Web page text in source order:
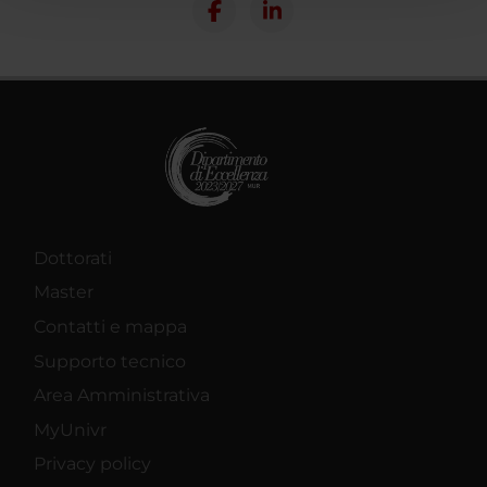
con altre informazioni che hai fornito loro o che hanno
Dottorati
Master
Contatti e mappa
Supporto tecnico
Area Amministrativa
MyUnivr
Privacy policy